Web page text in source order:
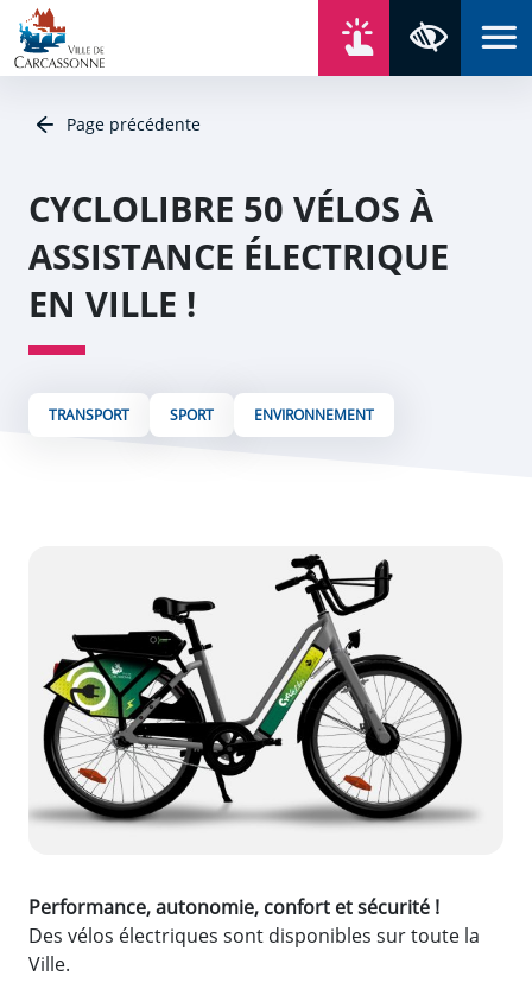
Aller au contenu
Aller au menu
Aller au plan du site
Aller à la recherche
Page précédente
CYCLOLIBRE 50 VÉLOS À
ASSISTANCE ÉLECTRIQUE
EN VILLE !
TRANSPORT SPORT ENVIRONNEMENT
Performance, autonomie, confort et sécurité !
Des vélos électriques sont disponibles sur toute la
Ville.
Panneau de gestion des cookies